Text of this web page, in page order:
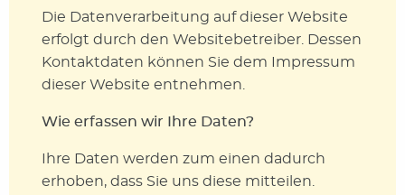
Die Datenverarbeitung auf dieser Website
erfolgt durch den Websitebetreiber. Dessen
Kontaktdaten können Sie dem Impressum
dieser Website entnehmen.
Wie erfassen wir Ihre Daten?
Ihre Daten werden zum einen dadurch
erhoben, dass Sie uns diese mitteilen.